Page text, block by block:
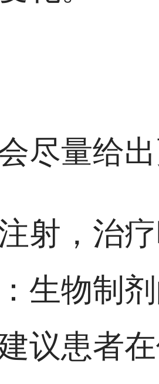
尽量给
射，治
生物制
议患者